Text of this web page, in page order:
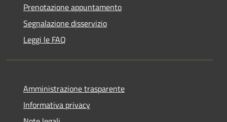
Prenotazione appuntamento
Segnalazione disservizio
Leggi le FAQ
Amministrazione trasparente
Informativa privacy